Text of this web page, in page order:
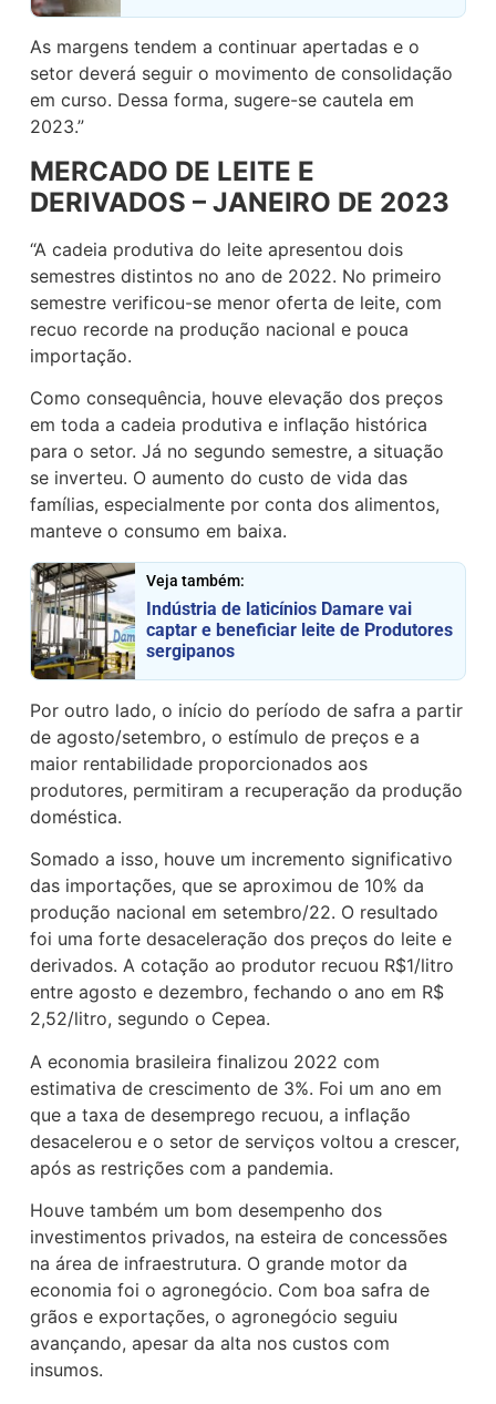
As margens tendem a continuar apertadas e o
setor deverá seguir o movimento de consolidação
em curso. Dessa forma, sugere-se cautela em
2023.”
MERCADO DE LEITE E
DERIVADOS –JANEIRO DE 2023
“A cadeia produtiva do leite apresentou dois
semestres distintos no ano de 2022. No primeiro
semestre verificou-se menor oferta de leite, com
recuo recorde na produção nacional e pouca
importação.
Como consequência, houve elevação dos preços
em toda a cadeia produtiva e inflação histórica
para o setor. Já no segundo semestre, a situação
se inverteu. O aumento do custo de vida das
famílias, especialmente por conta dos alimentos,
manteve o consumo em baixa.
Veja também:
Indústria de laticínios Damare vai
captar e beneficiar leite de Produtores
sergipanos
Por outro lado, o início do período de safra a partir
de agosto/setembro, o estímulo de preços e a
maior rentabilidade proporcionados aos
produtores, permitiram a recuperação da produção
doméstica.
Somado a isso, houve um incremento significativo
das importações, que se aproximou de 10% da
produção nacional em setembro/22. O resultado
foi uma forte desaceleração dos preços do leite e
derivados. A cotação ao produtor recuou R$1/litro
entre agosto e dezembro, fechando o ano em R$
2,52/litro, segundo o Cepea.
A economia brasileira finalizou 2022 com
estimativa de crescimento de 3%. Foi um ano em
que a taxa de desemprego recuou, a inflação
desacelerou e o setor de serviços voltou a crescer,
após as restrições com a pandemia.
Houve também um bom desempenho dos
investimentos privados, na esteira de concessões
na área de infraestrutura. O grande motor da
economia foi o agronegócio. Com boa safra de
grãos e exportações, o agronegócio seguiu
avançando, apesar da alta nos custos com
insumos.